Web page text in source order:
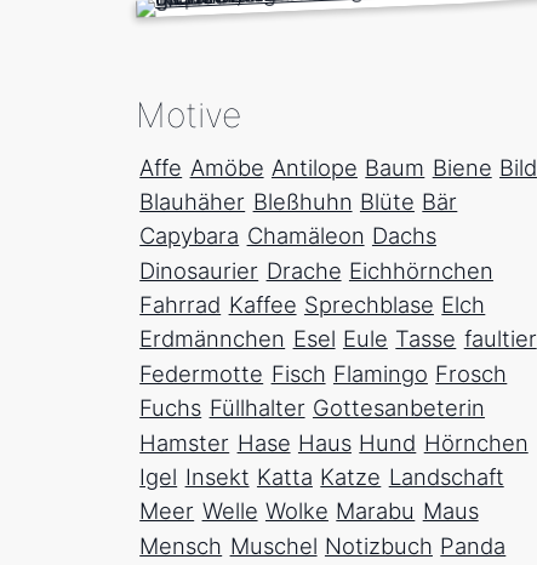
Motive
Affe Amöbe Antilope Baum Biene Bild
Blauhäher Bleßhuhn Blüte Bär
Capybara Chamäleon Dachs
Dinosaurier Drache Eichhörnchen
Fahrrad Kaffee Sprechblase Elch
Erdmännchen Esel Eule Tasse faultier
Federmotte Fisch Flamingo Frosch
Fuchs Füllhalter Gottesanbeterin
Hamster Hase Haus Hund Hörnchen
Igel Insekt Katta Katze Landschaft
Meer Welle Wolke Marabu Maus
Mensch Muschel Notizbuch Panda